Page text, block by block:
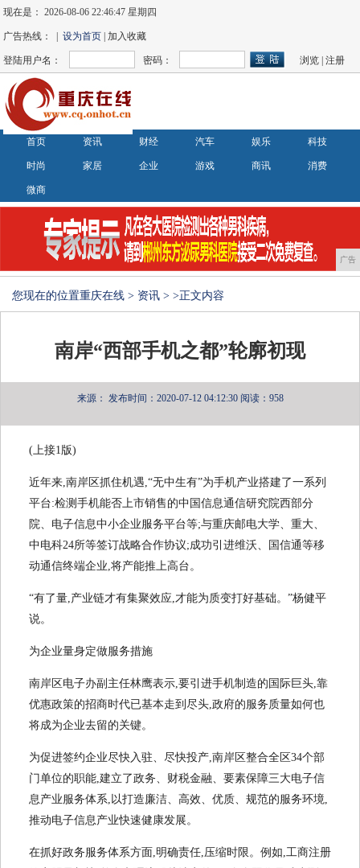
现在是：2026-08-06 22:46:48 星期四
广告热线： |设为首页 | 加入收藏
登陆用户名： 密码： 浏览 |注册
首页 资讯 财经 汽车 娱乐 科技
时尚 家居 企业 游戏 商讯 消费
微商
广告
您现在的位置重庆在线 > 资讯 > >正文内容
南岸“西部手机之都”轮廓初现
来源： 发布时间：2020-07-12 04:12:30 阅读：958
(上接1版)
近年来,南岸区抓住机遇,“无中生有”为手机产业搭建了一系列
平台:检测手机能否上市销售的中国信息通信研究院西部分
院、电子信息中小企业服务平台等;与重庆邮电大学、重大、
中电科24所等签订战略合作协议;成功引进维沃、国信通等移
动通信终端企业,将产能推上高台。
“有了量,产业链才有集聚效应,才能为质变打好基础。”杨健平
说。
为企业量身定做服务措施
南岸区电子办副主任林鹰表示,要引进手机制造的国际巨头,靠
优惠政策的招商时代已基本走到尽头,政府的服务质量如何也
将成为企业去留的关键。
为促进签约企业尽快入驻、尽快投产,南岸区整合全区34个部
门单位的职能,建立了政务、财税金融、要素保障三大电子信
息产业服务体系,以打造廉洁、高效、优质、规范的服务环境,
推动电子信息产业快速健康发展。
在抓好政务服务体系方面,明确责任,压缩时限。例如,工商注册